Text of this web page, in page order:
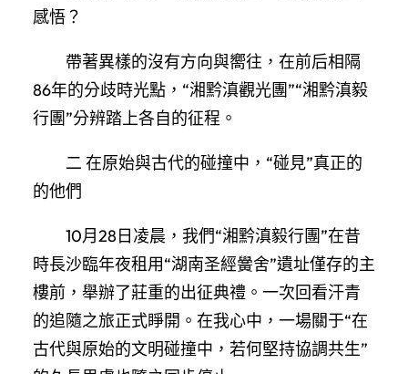
感悟？
帶著異樣的沒有方向與嚮往，在前后相隔
86年的分歧時光點，“湘黔滇觀光團”“湘黔滇毅
行團”分辨踏上各自的征程。
二 在原始與古代的碰撞中，“碰見”真正的
的他們
10月28日凌晨，我們“湘黔滇毅行團”在昔
時長沙臨年夜租用“湖南圣經黌舍”遺址僅存的主
樓前，舉辦了莊重的出征典禮。一次回看汗青
的追隨之旅正式睜開。在我心中，一場關于“在
古代與原始的文明碰撞中，若何堅持協調共生”